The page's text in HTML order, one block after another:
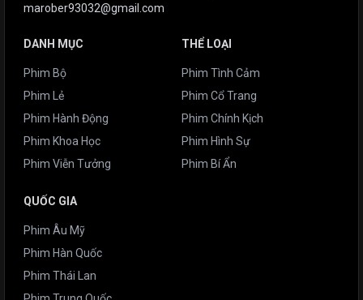
marober93032@gmail.com
DANH MỤC
Phim Bộ
Phim Lẻ
Phim Hành Động
Phim Khoa Học
Phim Viễn Tưởng
THỂ LOẠI
Phim Tình Cảm
Phim Cổ Trang
Phim Chính Kịch
Phim Hình Sự
Phim Bí Ẩn
QUỐC GIA
Phim Âu Mỹ
Phim Hàn Quốc
Phim Thái Lan